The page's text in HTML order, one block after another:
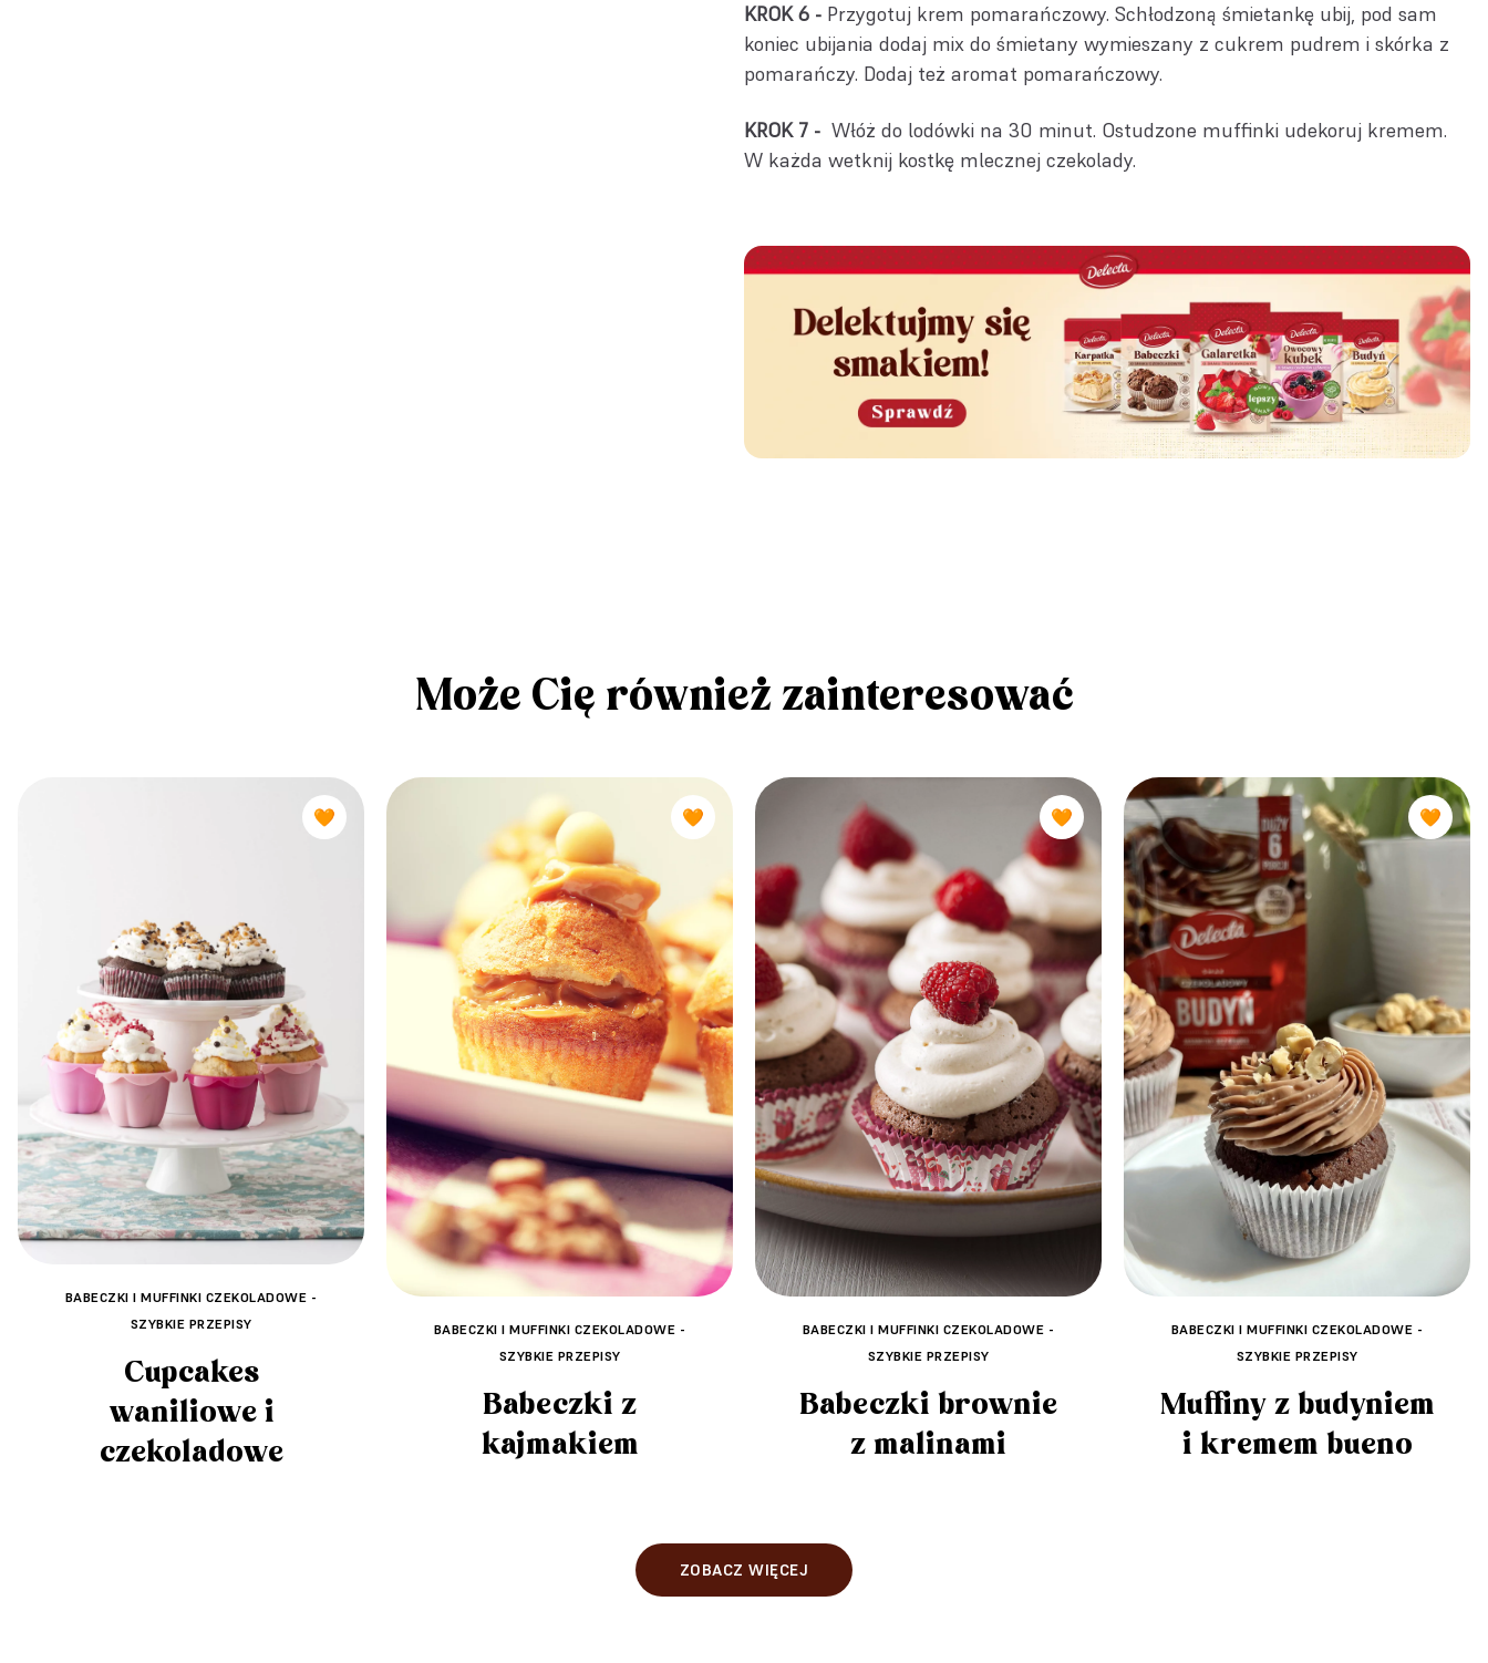
KROK 6 - Przygotuj krem pomarańczowy. Schłodzoną śmietankę ubij, pod sam
koniec ubijania dodaj mix do śmietany wymieszany z cukrem pudrem i skórka z
pomarańczy. Dodaj też aromat pomarańczowy.
KROK 7 - Włóż do lodówki na 30 minut. Ostudzone muffinki udekoruj kremem.
W każda wetknij kostkę mlecznej czekolady.
Może Cię również zainteresować
🧡
BABECZKI I MUFFINKI CZEKOLADOWE -
SZYBKIE PRZEPISY
Cupcakes
waniliowe i
czekoladowe
🧡
BABECZKI I MUFFINKI CZEKOLADOWE -
SZYBKIE PRZEPISY
Babeczki z
kajmakiem
🧡
BABECZKI I MUFFINKI CZEKOLADOWE -
SZYBKIE PRZEPISY
Babeczki brownie
z malinami
🧡
BABECZKI I MUFFINKI CZEKOLADOWE -
SZYBKIE PRZEPISY
Muffiny z budyniem
i kremem bueno
ZOBACZ WIĘCEJ